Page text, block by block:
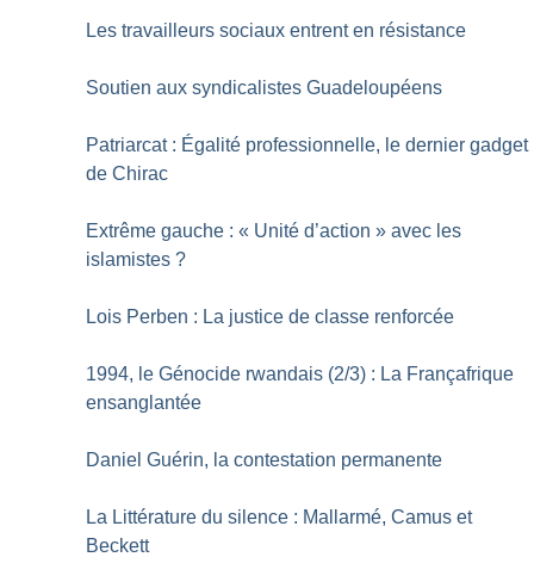
Les travailleurs sociaux entrent en résistance
Soutien aux syndicalistes Guadeloupéens
Patriarcat : Égalité professionnelle, le dernier gadget
de Chirac
Extrême gauche : « Unité d’action » avec les
islamistes ?
Lois Perben : La justice de classe renforcée
1994, le Génocide rwandais (2/3) : La Françafrique
ensanglantée
Daniel Guérin, la contestation permanente
La Littérature du silence : Mallarmé, Camus et
Beckett